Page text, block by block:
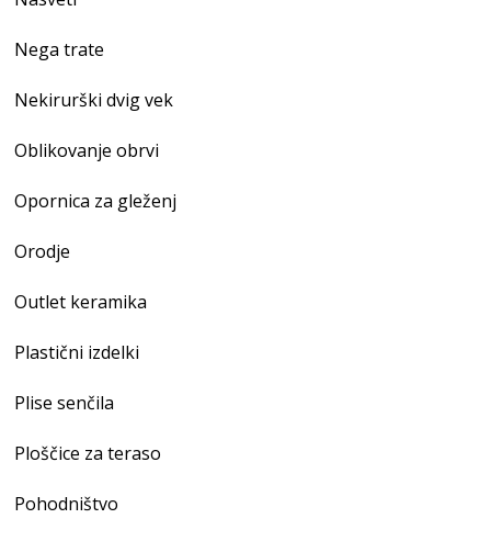
Nega trate
Nekirurški dvig vek
Oblikovanje obrvi
Opornica za gleženj
Orodje
Outlet keramika
Plastični izdelki
Plise senčila
Ploščice za teraso
Pohodništvo